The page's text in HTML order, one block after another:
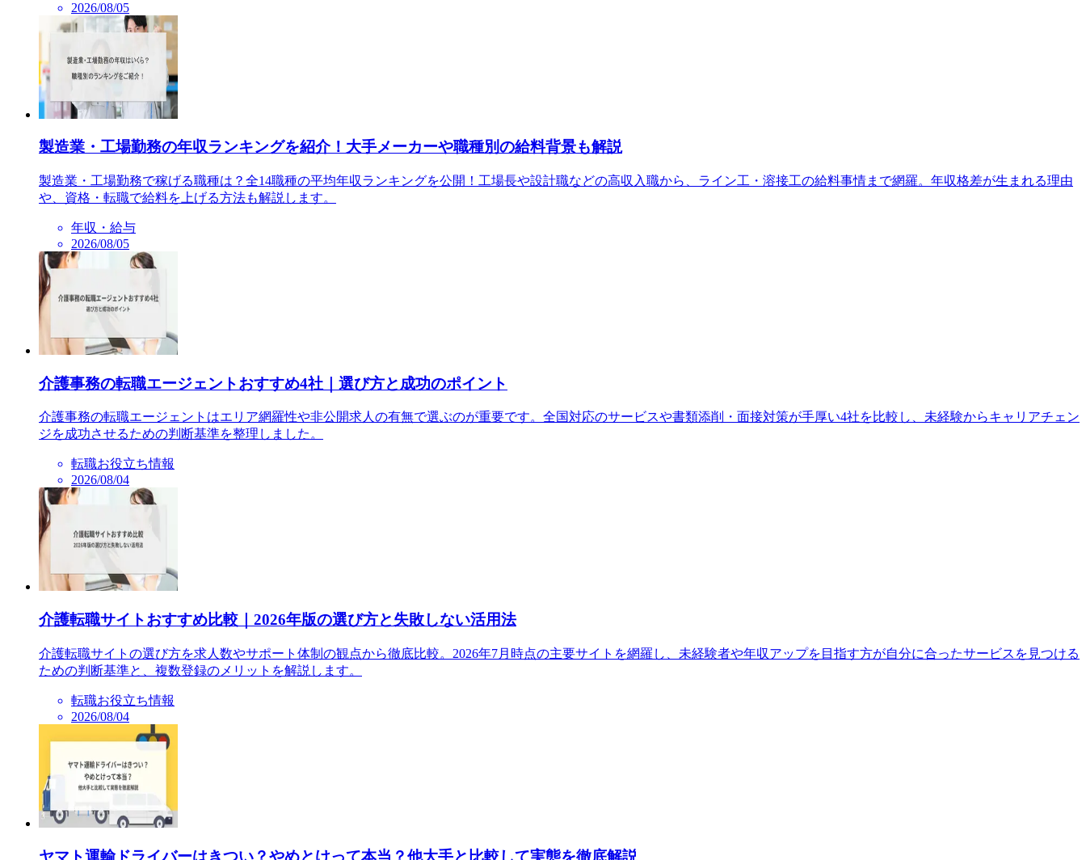
2026/08/05
製造業・工場勤務の年収ランキングを紹介！大手メーカーや職種別の給料背景も解説
製造業・工場勤務で稼げる職種は？全14職種の平均年収ランキングを公開！工場長や設計職などの高収入職から、ライン工・溶接工の給料事情まで網羅。年収格差が生まれる理由
や、資格・転職で給料を上げる方法も解説します。
年収・給与
2026/08/05
介護事務の転職エージェントおすすめ4社｜選び方と成功のポイント
介護事務の転職エージェントはエリア網羅性や非公開求人の有無で選ぶのが重要です。全国対応のサービスや書類添削・面接対策が手厚い4社を比較し、未経験からキャリアチェン
ジを成功させるための判断基準を整理しました。
転職お役立ち情報
2026/08/04
介護転職サイトおすすめ比較｜2026年版の選び方と失敗しない活用法
介護転職サイトの選び方を求人数やサポート体制の観点から徹底比較。2026年7月時点の主要サイトを網羅し、未経験者や年収アップを目指す方が自分に合ったサービスを見つける
ための判断基準と、複数登録のメリットを解説します。
転職お役立ち情報
2026/08/04
ヤマト運輸ドライバーはきつい？やめとけって本当？他大手と比較して実態を徹底解説